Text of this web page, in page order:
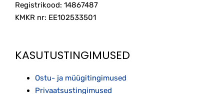
Registrikood: 14867487
KMKR nr: EE102533501
KASUTUSTINGIMUSED
Ostu- ja müügitingimused
Privaatsustingimused